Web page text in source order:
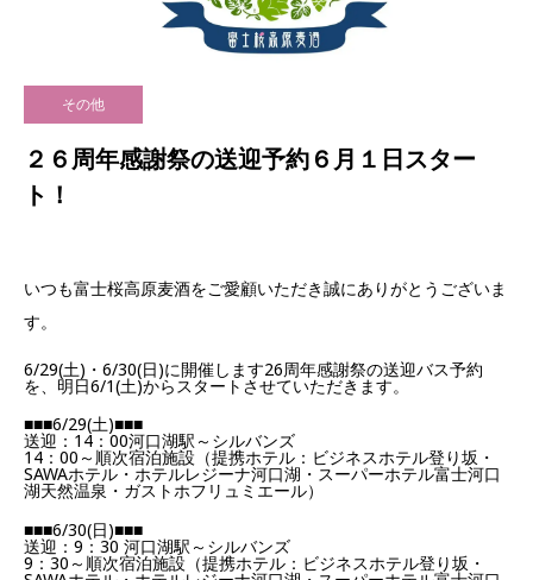
その他
２６周年感謝祭の送迎予約６月１日スター
ト！
いつも富士桜高原麦酒をご愛顧いただき誠にありがとうございま
す。
6/29(土)・6/30(日)に開催します26周年感謝祭の送迎バス予約
を、明日6/1(土)からスタートさせていただきます。
■■■6/29(土)■■■
送迎：14：00河口湖駅～シルバンズ
14：00～順次宿泊施設（提携ホテル：ビジネスホテル登り坂・
SAWAホテル・ホテルレジーナ河口湖・スーパーホテル富士河口
湖天然温泉・ガストホフリュミエール）
■■■6/30(日)■■■
送迎：9：30 河口湖駅～シルバンズ
9：30～順次宿泊施設（提携ホテル：ビジネスホテル登り坂・